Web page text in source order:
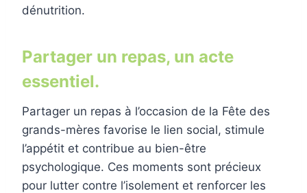
dénutrition.
Partager un repas, un acte
essentiel.
Partager un repas à l’occasion de la Fête des
grands-mères favorise le lien social, stimule
l’appétit et contribue au bien-être
psychologique. Ces moments sont précieux
pour lutter contre l’isolement et renforcer les